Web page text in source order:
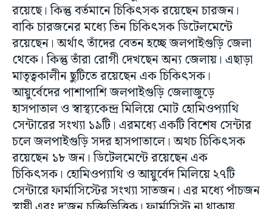
রয়েছে। কিন্তু বর্তমানে চিকিৎসক রয়েছেন চারজন।
বাকি চারজনের মধ্যে তিন চিকিৎসক ডিটেলমেন্টে
রয়েছেন। অর্থাৎ তাঁদের বেতন হচ্ছে জলপাইগুড়ি জেলা
থেকে। কিন্তু তাঁরা রোগী দেখছেন অন্য জেলায়। এছাড়া
মাতৃত্বকালীন ছুটিতে রয়েছেন এক চিকিৎসক।
আয়ুর্বেদের পাশাপাশি জলপাইগুড়ি জেলাজুড়ে
হাসপাতাল ও স্বাস্থ্যকেন্দ্র মিলিয়ে মোট হোমিওপ্যাথি
সেন্টারের সংখ্যা ১৯টি। এরমধ্যে একটি বিশেষ সেন্টার
চলে জলপাইগুড়ি সদর হাসপাতালে। অথচ চিকিৎসক
রয়েছেন ১৮ জন। ডিটেলমেন্টে রয়েছেন এক
চিকিৎসক। হোমিওপ্যাথি ও আয়ুর্বেদ মিলিয়ে ২৭টি
সেন্টারে ফার্মাসিস্টের সংখ্যা সাতজন। এর মধ্যে পাঁচজন